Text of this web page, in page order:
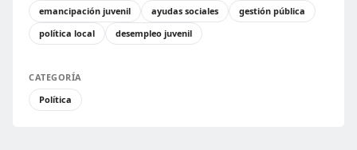
emancipación juvenil
ayudas sociales
gestión pública
política local
desempleo juvenil
CATEGORÍA
Política